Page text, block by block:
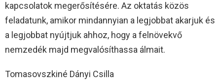
kapcsolatok megerősítésére. Az oktatás közös
feladatunk, amikor mindannyian a legjobbat akarjuk és
a legjobbat nyújtjuk ahhoz, hogy a felnövekvő
nemzedék majd megvalósíthassa álmait.
Tomasovszkiné Dányi Csilla